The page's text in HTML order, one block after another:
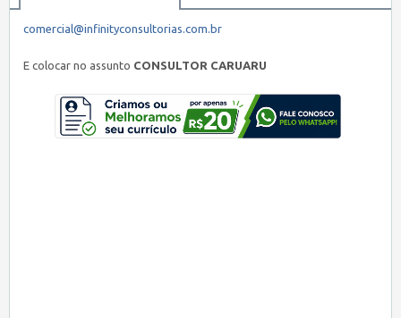
comercial@infinityconsultorias.com.br
E colocar no assunto CONSULTOR CARUARU